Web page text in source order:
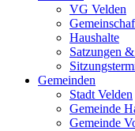
VG Velden
Haushalte
Satzungen
Gemeinden
Stadt Velden
Gemeinde
Gemeinde